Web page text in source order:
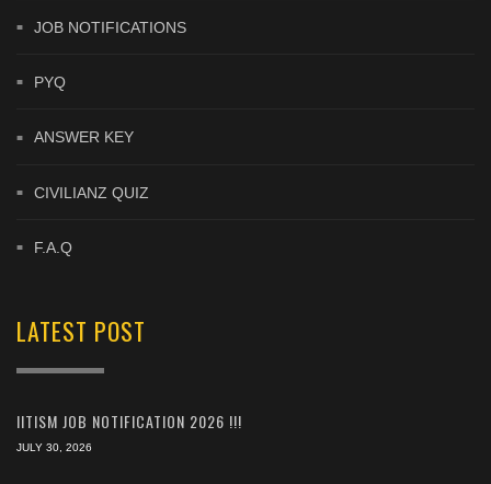
JOB NOTIFICATIONS
PYQ
ANSWER KEY
CIVILIANZ QUIZ
F.A.Q
LATEST POST
IITISM JOB NOTIFICATION 2026 !!!
JULY 30, 2026